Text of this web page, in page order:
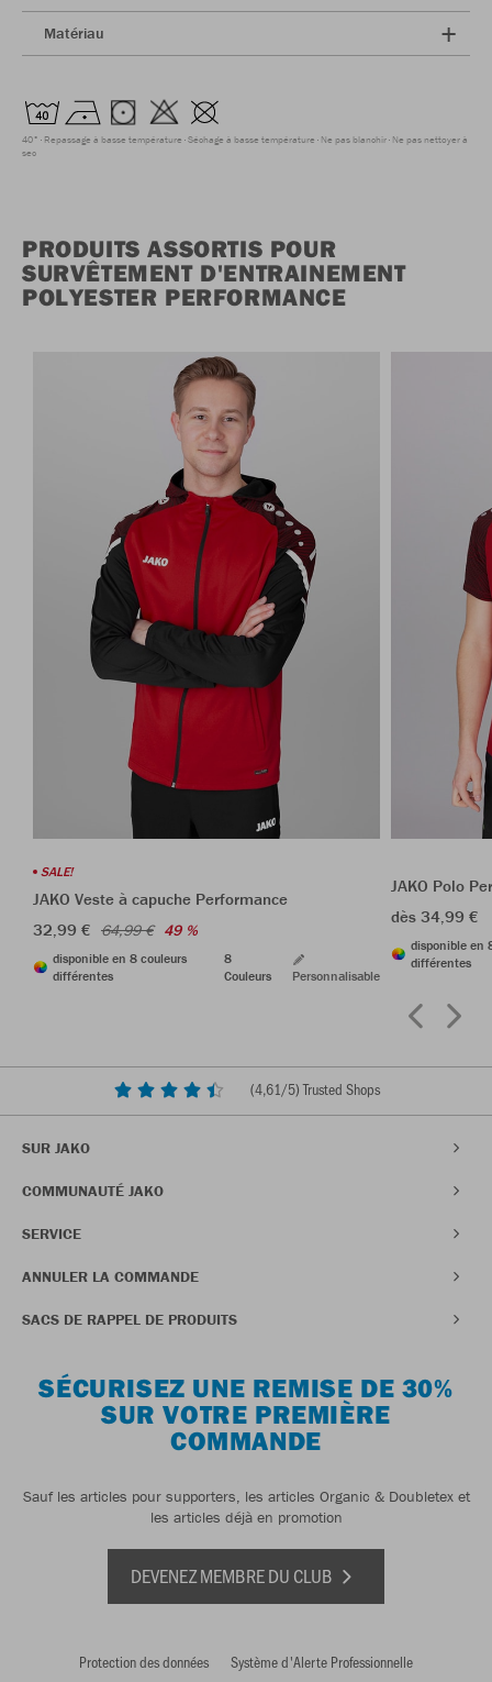
Matériau
40° Repassage à basse température Séchage à basse température Ne pas blanchir Ne pas nettoyer à
sec
PRODUITS ASSORTIS POUR
SURVÊTEMENT D'ENTRAINEMENT
POLYESTER PERFORMANCE
SALE!
JAKO Veste à capuche Performance
32,99 € 64,99 € 49 %
disponible en 8 couleurs
différentes
8
Couleurs
Personnalisable
JAKO Polo
dès 34,99 €
disponible en
différentes
(4,61/5) Trusted Shops
SUR JAKO
COMMUNAUTÉ JAKO
SERVICE
ANNULER LA COMMANDE
SACS DE RAPPEL DE PRODUITS
SÉCURISEZ UNE REMISE DE 30%
SUR VOTRE PREMIÈRE
COMMANDE
Sauf les articles pour supporters, les articles Organic & Doubletex et
les articles déjà en promotion
DEVENEZ MEMBRE DU CLUB
Protection des données
Système d'Alerte Professionnelle